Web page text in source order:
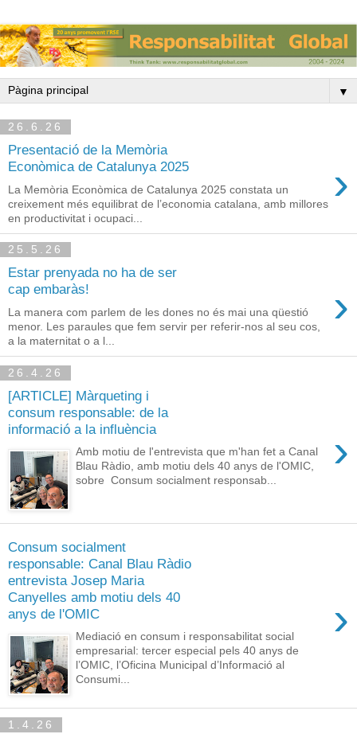
▼
26.6.26
Presentació de la Memòria
Econòmica de Catalunya 2025
›
La Memòria Econòmica de Catalunya 2025 constata un
creixement més equilibrat de l’economia catalana, amb millores
en productivitat i ocupaci...
25.5.26
Estar prenyada no ha de ser
cap embaràs!
›
La manera com parlem de les dones no és mai una qüestió
menor. Les paraules que fem servir per referir-nos al seu cos,
a la maternitat o a l...
26.4.26
[ARTICLE] Màrqueting i
consum responsable: de la
informació a la influència
›
Amb motiu de l'entrevista que m'han fet a Canal
Blau Ràdio, amb motiu dels 40 anys de l'OMIC,
sobre Consum socialment responsab...
Consum socialment
responsable: Canal Blau Ràdio
entrevista Josep Maria
Canyelles amb motiu dels 40
anys de l'OMIC
›
Mediació en consum i responsabilitat social
empresarial: tercer especial pels 40 anys de
l’OMIC, l’Oficina Municipal d’Informació al
Consumi...
1.4.26